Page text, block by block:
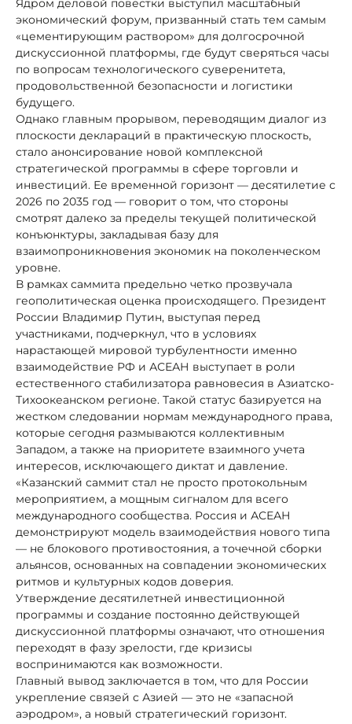
Ядром деловой повестки выступил масштабный
экономический форум, призванный стать тем самым
«цементирующим раствором» для долгосрочной
дискуссионной платформы, где будут сверяться часы
по вопросам технологического суверенитета,
продовольственной безопасности и логистики
будущего.
Однако главным прорывом, переводящим диалог из
плоскости деклараций в практическую плоскость,
стало анонсирование новой комплексной
стратегической программы в сфере торговли и
инвестиций. Ее временной горизонт — десятилетие с
2026 по 2035 год — говорит о том, что стороны
смотрят далеко за пределы текущей политической
конъюнктуры, закладывая базу для
взаимопроникновения экономик на поколенческом
уровне.
В рамках саммита предельно четко прозвучала
геополитическая оценка происходящего. Президент
России Владимир Путин, выступая перед
участниками, подчеркнул, что в условиях
нарастающей мировой турбулентности именно
взаимодействие РФ и АСЕАН выступает в роли
естественного стабилизатора равновесия в Азиатско-
Тихоокеанском регионе. Такой статус базируется на
жестком следовании нормам международного права,
которые сегодня размываются коллективным
Западом, а также на приоритете взаимного учета
интересов, исключающего диктат и давление.
«Казанский саммит стал не просто протокольным
мероприятием, а мощным сигналом для всего
международного сообщества. Россия и АСЕАН
демонстрируют модель взаимодействия нового типа
— не блокового противостояния, а точечной сборки
альянсов, основанных на совпадении экономических
ритмов и культурных кодов доверия.
Утверждение десятилетней инвестиционной
программы и создание постоянно действующей
дискуссионной платформы означают, что отношения
переходят в фазу зрелости, где кризисы
воспринимаются как возможности.
Главный вывод заключается в том, что для России
укрепление связей с Азией — это не «запасной
аэродром», а новый стратегический горизонт.